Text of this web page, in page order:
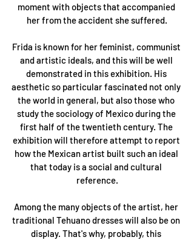
moment with objects that accompanied
her from the accident she suffered.
Frida is known for her feminist, communist
and artistic ideals, and this will be well
demonstrated in this exhibition. His
aesthetic so particular fascinated not only
the world in general, but also those who
study the sociology of Mexico during the
first half of the twentieth century. The
exhibition will therefore attempt to report
how the Mexican artist built such an ideal
that today is a social and cultural
reference.
Among the many objects of the artist, her
traditional Tehuano dresses will also be on
display. That's why, probably, this